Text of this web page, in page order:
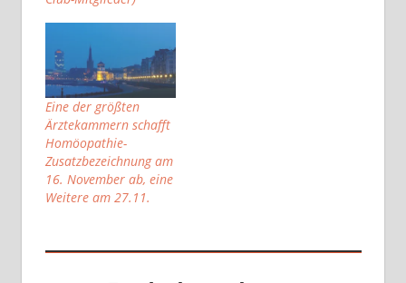
Eine der größten
Ärztekammern schafft
Homöopathie-
Zusatzbezeichnung am
16. November ab, eine
Weitere am 27.11.